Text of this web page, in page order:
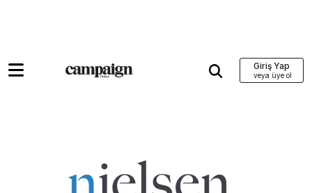
Giriş Yap